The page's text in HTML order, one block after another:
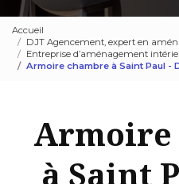
Accueil
DJT Agencement, expert en
Entreprise d’aménagement
Armoire chambre à Saint Paul -
Armoire
à Saint